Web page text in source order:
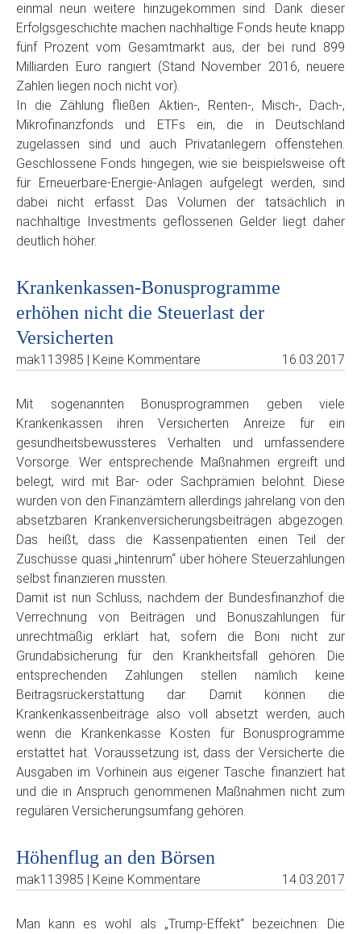
einmal neun weitere hinzugekommen sind. Dank dieser
Erfolgsgeschichte machen nachhaltige Fonds heute knapp
fünf Prozent vom Gesamtmarkt aus, der bei rund 899
Milliarden Euro rangiert (Stand November 2016, neuere
Zahlen liegen noch nicht vor).
In die Zählung fließen Aktien-, Renten-, Misch-, Dach-,
Mikrofinanzfonds und ETFs ein, die in Deutschland
zugelassen sind und auch Privatanlegern offenstehen.
Geschlossene Fonds hingegen, wie sie beispielsweise oft
für Erneuerbare-Energie-Anlagen aufgelegt werden, sind
dabei nicht erfasst. Das Volumen der tatsächlich in
nachhaltige Investments geflossenen Gelder liegt daher
deutlich höher.
Krankenkassen-Bonusprogramme
erhöhen nicht die Steuerlast der
Versicherten
mak113985 | Keine Kommentare 16.03.2017
Mit sogenannten Bonusprogrammen geben viele
Krankenkassen ihren Versicherten Anreize für ein
gesundheitsbewussteres Verhalten und umfassendere
Vorsorge. Wer entsprechende Maßnahmen ergreift und
belegt, wird mit Bar- oder Sachprämien belohnt. Diese
wurden von den Finanzämtern allerdings jahrelang von den
absetzbaren Krankenversicherungsbeiträgen abgezogen.
Das heißt, dass die Kassenpatienten einen Teil der
Zuschüsse quasi „hintenrum“ über höhere Steuerzahlungen
selbst finanzieren mussten.
Damit ist nun Schluss, nachdem der Bundesfinanzhof die
Verrechnung von Beiträgen und Bonuszahlungen für
unrechtmäßig erklärt hat, sofern die Boni nicht zur
Grundabsicherung für den Krankheitsfall gehören. Die
entsprechenden Zahlungen stellen nämlich keine
Beitragsrückerstattung dar. Damit können die
Krankenkassenbeiträge also voll absetzt werden, auch
wenn die Krankenkasse Kosten für Bonusprogramme
erstattet hat. Voraussetzung ist, dass der Versicherte die
Ausgaben im Vorhinein aus eigener Tasche finanziert hat
und die in Anspruch genommenen Maßnahmen nicht zum
regulären Versicherungsumfang gehören.
Höhenflug an den Börsen
mak113985 | Keine Kommentare 14.03.2017
Man kann es wohl als „Trump-Effekt“ bezeichnen: Die